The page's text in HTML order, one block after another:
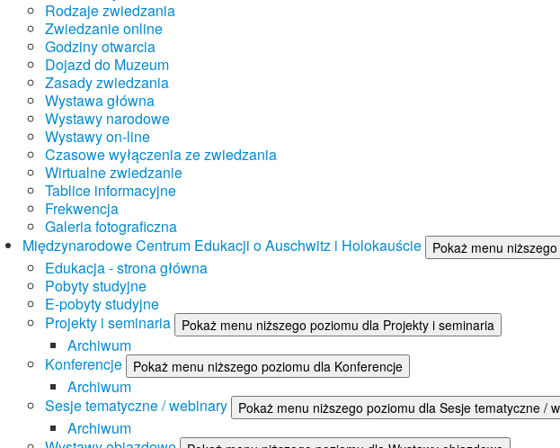
Rodzaje zwiedzania
Zwiedzanie online
Godziny otwarcia
Dojazd do Muzeum
Zasady zwiedzania
Wystawa główna
Wystawy narodowe
Wystawy on-line
Czasowe wyłączenia ze zwiedzania
Wirtualne zwiedzanie
Tablice informacyjne
Frekwencja
Galeria fotograficzna
Międzynarodowe Centrum Edukacji o Auschwitz i Holokauście
Pokaż menu
Edukacja - strona główna
Pobyty studyjne
E-pobyty studyjne
Projekty i seminaria
Pokaż menu niższego poziomu dla Projekty i seminaria
Archiwum
Konferencje
Pokaż menu niższego poziomu dla Konferencje
Archiwum
Sesje tematyczne / webinary
Pokaż menu niższego poziomu dla Sesje tematyczne /
Archiwum